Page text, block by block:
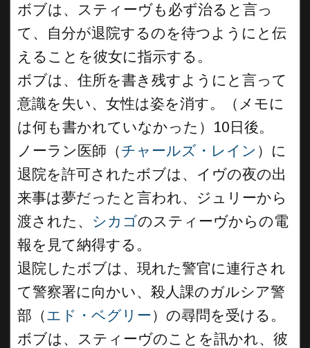
ボブは、スティーヴも必ず治ると言っ
て、自分が退院するのを待つようにと伝
えることを彼女に指示する。
ボブは、住所を書き残すようにと言って
意識を失い、女性は姿を消す。（メモに
は何も書かれていなかった）10日後。
ノーラン医師（チャールズ・レイン ）に
退院を許可されたボブは、イヴの夜の出
来事は夢だったと言われ、ジュリーから
渡された、 シカゴのスティーヴからの電
報を見て納得する。
退院したボブは、現れた警官に連行され
て警察署に向かい、殺人課のガルシア警
部（エド・ベグリー）の尋問を受ける。
ボブは、スティーヴのことを訊かれ、彼